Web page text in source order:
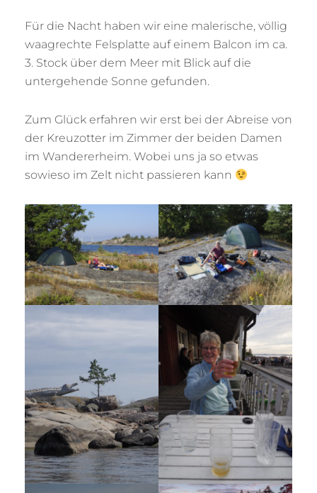
Für die Nacht haben wir eine malerische, völlig
waagrechte Felsplatte auf einem Balcon im ca.
3. Stock über dem Meer mit Blick auf die
untergehende Sonne gefunden.
Zum Glück erfahren wir erst bei der Abreise von
der Kreuzotter im Zimmer der beiden Damen
im Wandererheim. Wobei uns ja so etwas
sowieso im Zelt nicht passieren kann